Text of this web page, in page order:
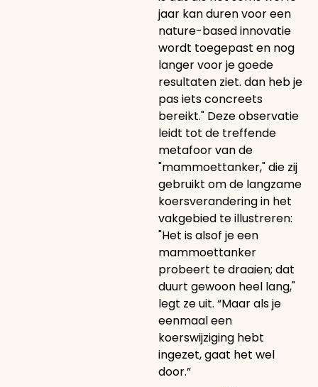
jaar kan duren voor een
nature-based innovatie
wordt toegepast en nog
langer voor je goede
resultaten ziet. dan heb je
pas iets concreets
bereikt." Deze observatie
leidt tot de treffende
metafoor van de
"mammoettanker," die zij
gebruikt om de langzame
koersverandering in het
vakgebied te illustreren:
"Het is alsof je een
mammoettanker
probeert te draaien; dat
duurt gewoon heel lang,"
legt ze uit. “Maar als je
eenmaal een
koerswijziging hebt
ingezet, gaat het wel
door.”